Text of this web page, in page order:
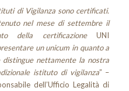
di Vigilanza sono certificati.
nel mese di settembre il
della certificazioneUNI
un unicum in quanto a
nettamente la nostra
istituto di vigilanza” –
dell’Ufficio Legalità di